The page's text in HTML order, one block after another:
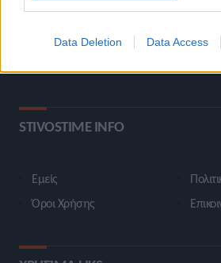
Data Deletion Data Access
Άλματα
Ρίψεις
STIVOSTIME INFO
Εμείς
Όροι Χρήσης